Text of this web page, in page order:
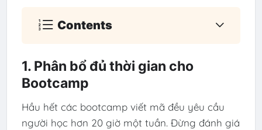
Contents
1. Phân bổ đủ thời gian cho
Bootcamp
Hầu hết các bootcamp viết mã đều yêu cầu
người học hơn 20 giờ một tuần. Đừng đánh giá